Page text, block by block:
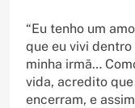
“Eu tenho um
que eu vivi
minha irmã…
vida, acredito
encerram, e